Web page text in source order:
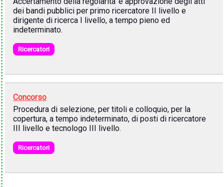
dei bandi pubblici per primo ricercatore II livello e
dirigente di ricerca I livello, a tempo pieno ed
indeterminato.
Ricercatori
Concorso
Procedura di selezione, per titoli e colloquio, per la
copertura, a tempo indeterminato, di posti di ricercatore
III livello e tecnologo III livello.
Ricercatori